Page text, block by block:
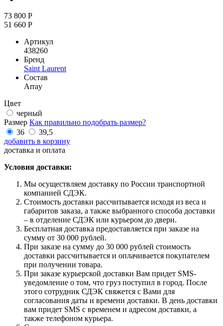
73 800 Р
51 660 Р
Артикул
438260
Бренд
Saint Laurent
Состав
Array
Цвет
черный
Размер Как правильно подобрать размер?
36
39,5
добавить в корзину
доставка и оплата
Условия доставки:
Мы осуществляем доставку по России транспортной
компанией СДЭК.
Стоимость доставки рассчитывается исходя из веса и
габаритов заказа, а также выбранного способа доставки
– в отделение СДЭК или курьером до двери.
Бесплатная доставка предоставляется при заказе на
сумму от 30 000 рублей.
При заказе на сумму до 30 000 рублей стоимость
доставки рассчитывается и оплачивается покупателем
при получении товара.
При заказе курьерской доставки Вам придет SMS-
уведомление о том, что груз поступил в город. После
этого сотрудник СДЭК свяжется с Вами для
согласования даты и времени доставки. В день доставки
вам придет SMS с временем и адресом доставки, а
также телефоном курьера.